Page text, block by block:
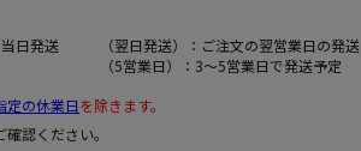
日発送
（翌日発送）：ご注文の翌営業日の発送
（5営業日）：3～5営業日で発送予定
定の休業日を除きます。
確認ください。